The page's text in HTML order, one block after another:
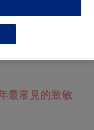
白質來源
最常見的致敏